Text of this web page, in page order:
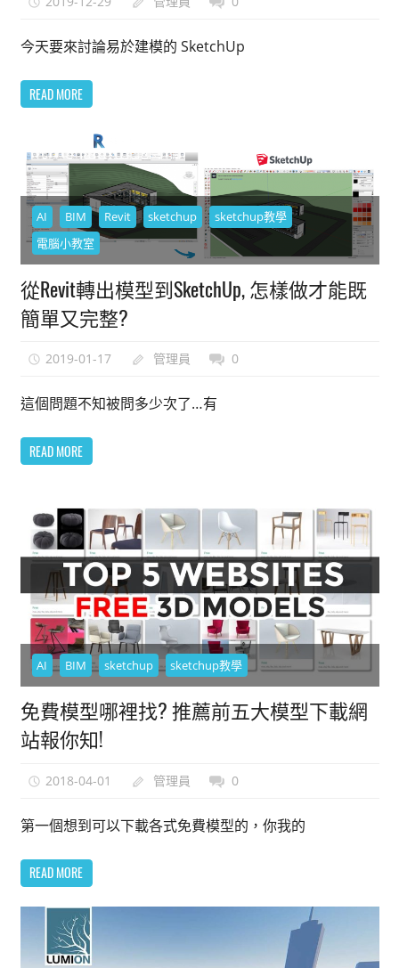
今天要來討論易於建模的 SketchUp
READ MORE
AI BIM Revit sketchup
sketchup教學
電腦小教室
從Revit轉出模型到SketchUp, 怎樣做才能既
簡單又完整?
2019-01-17 管理員 0
這個問題不知被問多少次了…有
READ MORE
AI BIM sketchup sketchup教學
免費模型哪裡找? 推薦前五大模型下載網
站報你知!
2018-04-01 管理員 0
第一個想到可以下載各式免費模型的，你我的
READ MORE